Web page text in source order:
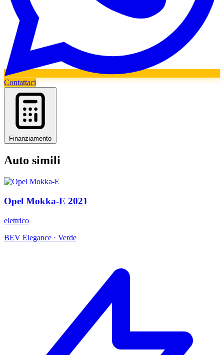
Contattaci
Finanziamento
Auto simili
Opel Mokka-E 2021
elettrico
BEV Elegance · Verde